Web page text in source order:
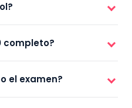
completo?
el examen?